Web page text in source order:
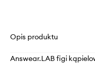
Opis produktu
Answear.LAB figi